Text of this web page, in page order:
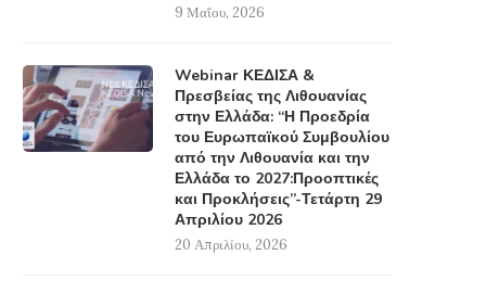
9 Μαΐου, 2026
Webinar ΚΕΔΙΣΑ &
Πρεσβείας της Λιθουανίας
στην Ελλάδα: “Η Προεδρία
του Ευρωπαϊκού Συμβουλίου
από την Λιθουανία και την
Ελλάδα το 2027:Προοπτικές
και Προκλήσεις”-Τετάρτη 29
Απριλίου 2026
20 Απριλίου, 2026